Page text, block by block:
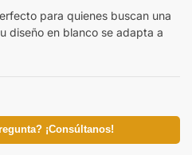
para quienes buscan una
diseño en blanco se adapta a
¡Consúltanos!